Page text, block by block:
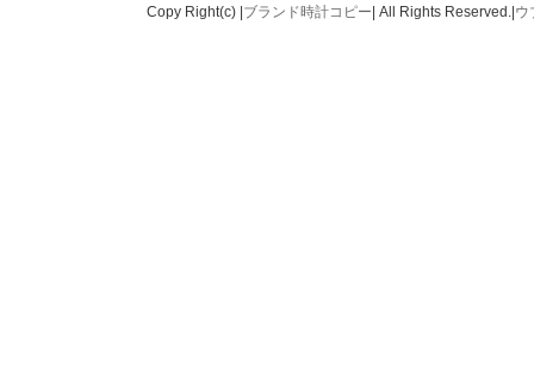
Copy Right(c) | ブランド時計コピー | All Rights Reserved.| ウ